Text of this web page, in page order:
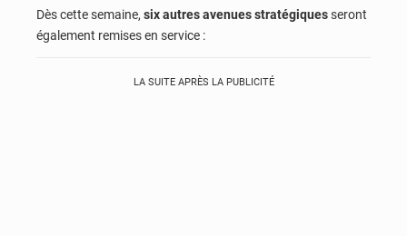
Dès cette semaine, six autres avenues stratégiquesseront
également remises en service :
LA SUITE APRÈS LA PUBLICITÉ